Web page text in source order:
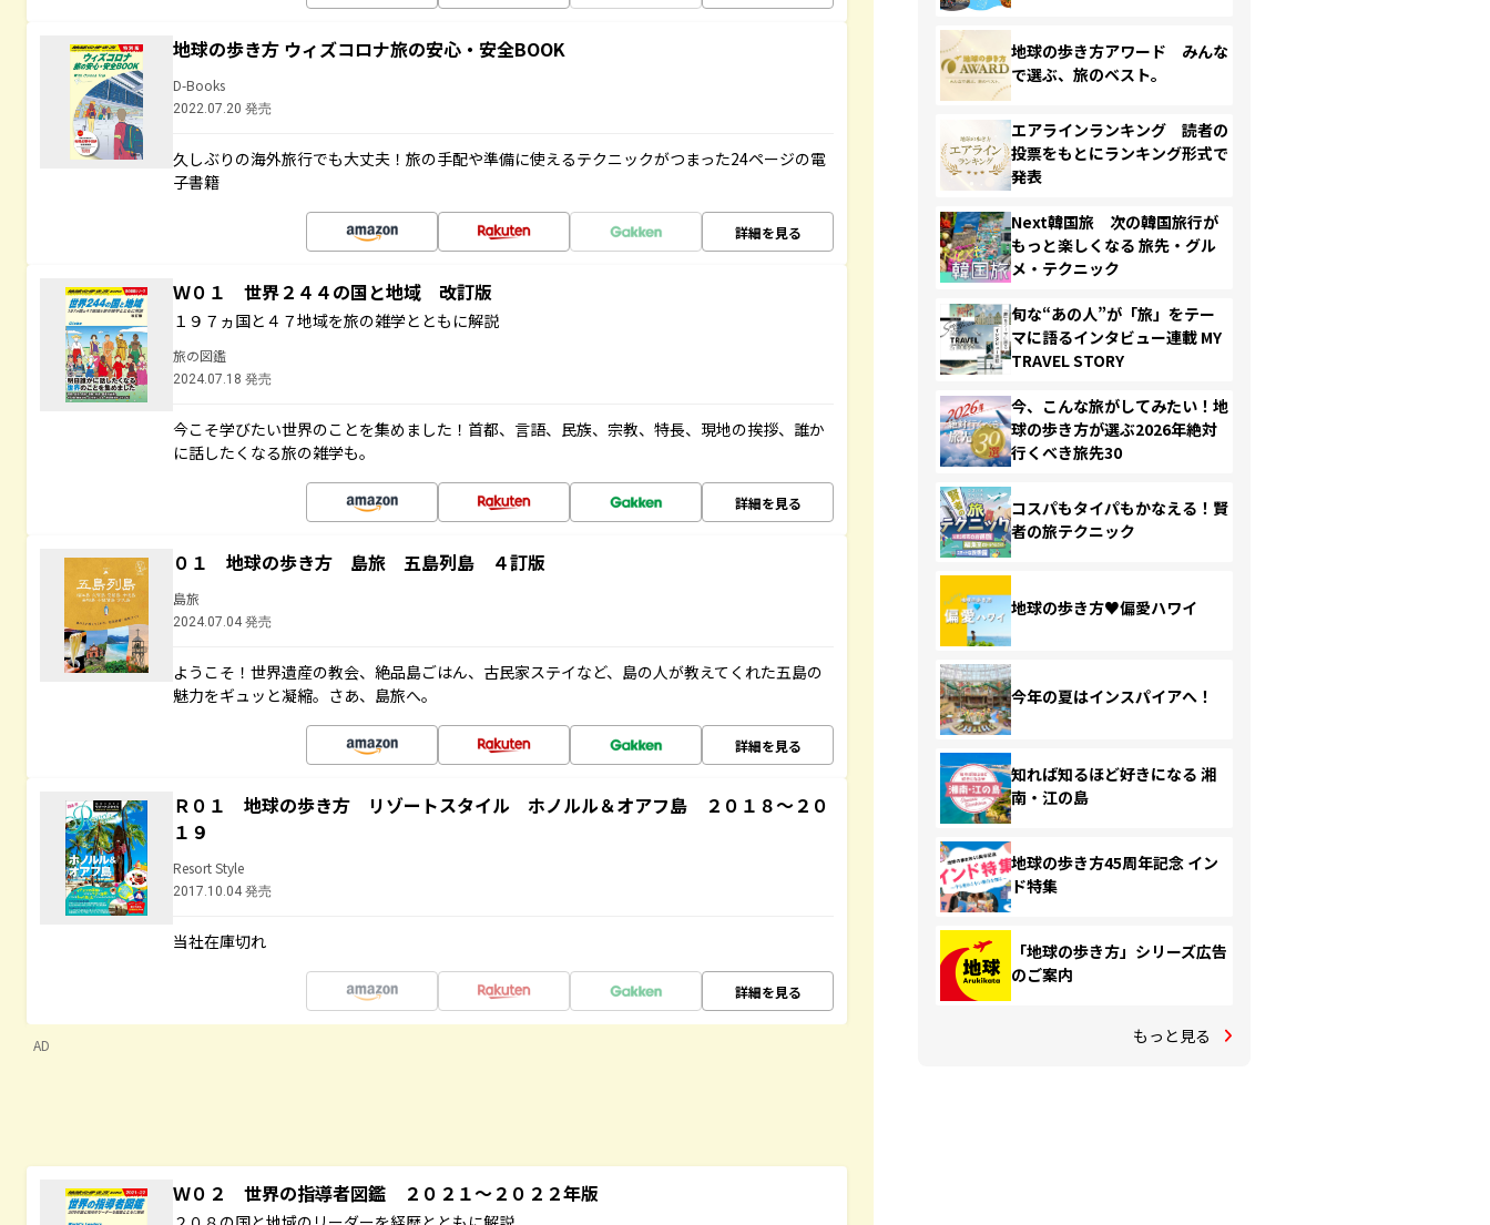
地球の歩き方 ウィズコロナ旅の安心・安全BOOK
D-Books
2022.07.20 発売
久しぶりの海外旅行でも大丈夫！旅の手配や準備に使えるテクニックがつまった24ページの電
子書籍
詳細を見る
Ｗ０１ 世界２４４の国と地域 改訂版
１９７ヵ国と４７地域を旅の雑学とともに解説
旅の図鑑
2024.07.18 発売
今こそ学びたい世界のことを集めました！首都、言語、民族、宗教、特長、現地の挨拶、誰か
に話したくなる旅の雑学も。
詳細を見る
０１ 地球の歩き方 島旅 五島列島 ４訂版
島旅
2024.07.04 発売
ようこそ！世界遺産の教会、絶品島ごはん、古民家ステイなど、島の人が教えてくれた五島の
魅力をギュッと凝縮。さあ、島旅へ。
詳細を見る
Ｒ０１ 地球の歩き方 リゾートスタイル ホノルル＆オアフ島 ２０１８～２０
１９
Resort Style
2017.10.04 発売
当社在庫切れ
詳細を見る
AD
Ｗ０２ 世界の指導者図鑑 ２０２１～２０２２年版
地球の歩き方アワード みんな
で選ぶ、旅のベスト。
エアラインランキング 読者の
投票をもとにランキング形式で
発表
Next韓国旅 次の韓国旅行が
もっと楽しくなる 旅先・グル
メ・テクニック
旬な“あの人”が「旅」をテー
マに語るインタビュー連載 MY
TRAVEL STORY
今、こんな旅がしてみたい！地
球の歩き方が選ぶ2026年絶対
行くべき旅先30
コスパもタイパもかなえる！賢
者の旅テクニック
地球の歩き方♥偏愛ハワイ
今年の夏はインスパイアへ！
知れば知るほど好きになる 湘
南・江の島
地球の歩き方45周年記念 イン
ド特集
「地球の歩き方」シリーズ広告
のご案内
もっと見る